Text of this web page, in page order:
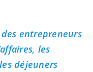
entrepreneurs
les
déjeuners